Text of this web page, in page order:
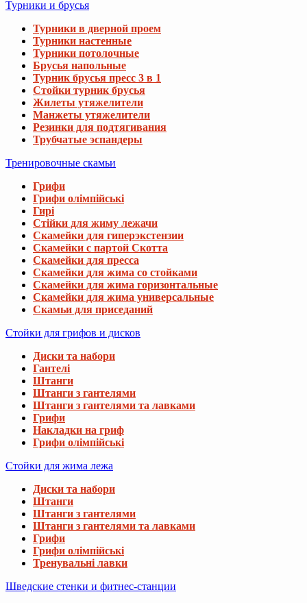
Турники и брусья
Турники в дверной проем
Турники настенные
Турники потолочные
Брусья напольные
Турник брусья пресс 3 в 1
Стойки турник брусья
Жилеты утяжелители
Манжеты утяжелители
Резинки для подтягивания
Трубчатые эспандеры
Тренировочные скамьи
Грифи
Грифи олімпійські
Гирі
Стійки для жиму лежачи
Скамейки для гиперэкстензии
Скамейки с партой Скотта
Скамейки для пресса
Скамейки для жима со стойками
Скамейки для жима горизонтальные
Скамейки для жима универсальные
Скамьи для приседаний
Стойки для грифов и дисков
Диски та набори
Гантелі
Штанги
Штанги з гантелями
Штанги з гантелями та лавками
Грифи
Накладки на гриф
Грифи олімпійські
Стойки для жима лежа
Диски та набори
Штанги
Штанги з гантелями
Штанги з гантелями та лавками
Грифи
Грифи олімпійські
Тренувальні лавки
Шведские стенки и фитнес-станции